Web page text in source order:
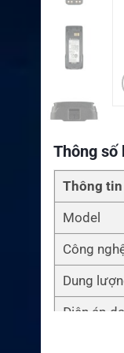
Thông số
Thông tin
Model
Công
Dung
Điện áp